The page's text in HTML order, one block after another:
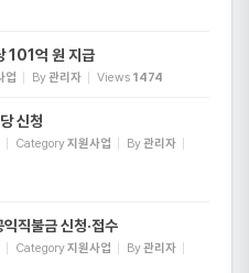
101억 원 지급
업 By관리자 Views 1474
신청
Category지원사업 By관리자
직불금 신청·접수
Category지원사업 By관리자